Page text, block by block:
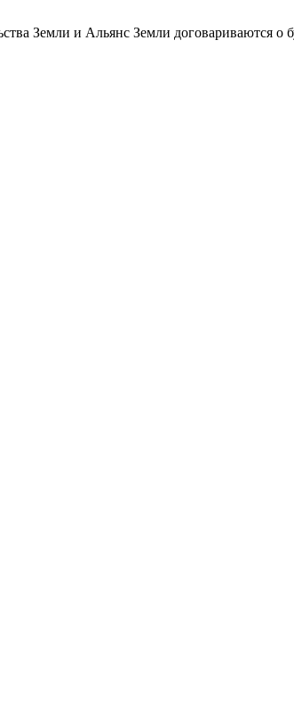
Земли и Альянс Земли договариваются о